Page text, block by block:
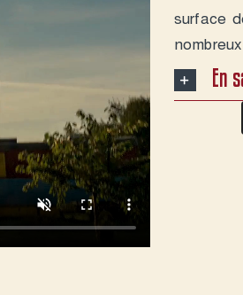
surface
En